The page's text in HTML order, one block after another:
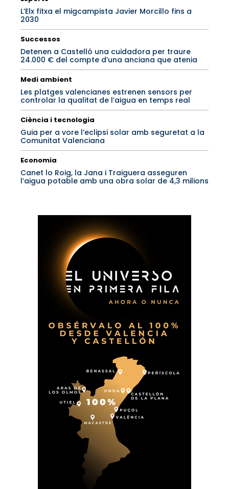
L’Elx fitxa el migcampista Javier Morcillo fins a
2030
Successos
Detenen a Castelló una cuidadora per traure
24.000 € del compte d’una anciana que atenia
Medi ambient
Les platges valencianes estrenen sensors per
controlar la qualitat de l’aigua en temps real
Ciència i tecnologia
Guia per a vore l’eclipsi solar amb seguretat a la
Comunitat Valenciana
Economia
Canet lo Roig, la Jana i Traiguera asseguren
l’aigua potable amb una obra solar de 4,3 milions